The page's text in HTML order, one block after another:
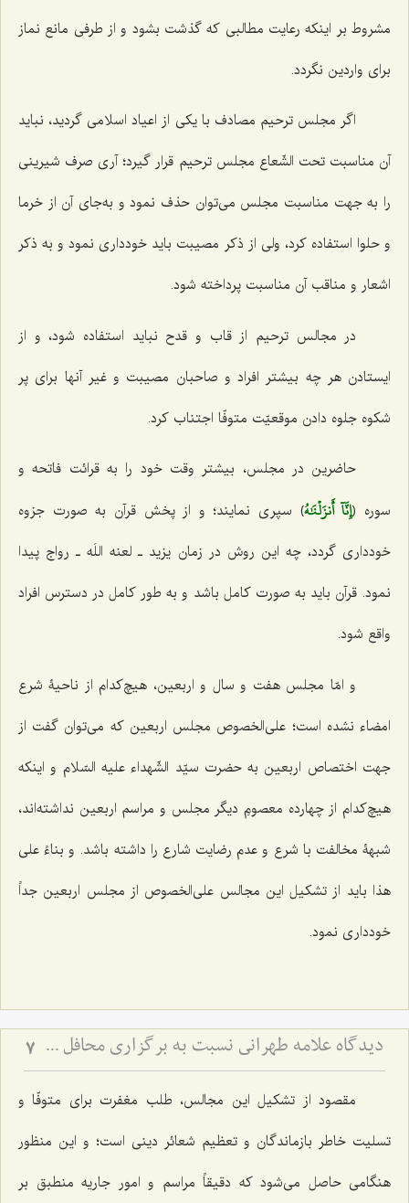
مشروط بر اینکه رعایت مطالبی که گذشت بشود و از طرفی مانع نماز
برای واردین نگردد.
اگر مجلس ترحیم مصادف با یکی از اعیاد اسلامی گردید، نباید
آن مناسبت تحت الشّعاع مجلس ترحیم قرار گیرد؛ آری صرف شیرینی
را به جهت مناسبت مجلس می‌توان حذف نمود و به‌جای آن از خرما
و حلوا استفاده کرد، ولی از ذکر مصیبت باید خودداری نمود و به ذکر
اشعار و مناقب آن مناسبت پرداخته شود.
در مجالس ترحیم از قاب و قدح نباید استفاده شود، و از
ایستادن هر چه بیشتر افراد و صاحبان مصیبت و غیر آنها برای پر
شکوه جلوه دادن موقعیّت متوفّا اجتناب کرد.
حاضرین در مجلس، بیشتر وقت خود را به قرائت فاتحه و
سوره ﴿إِنَّآ أَنزَلۡنَٰهُ﴾ سپری نمایند؛ و از پخش قرآن به صورت جزوه
خودداری گردد، چه این روش در زمان یزید ـ لعنه اللَه ـ رواج پیدا
نمود. قرآن باید به صورت کامل باشد و به طور کامل در دسترس افراد
واقع شود.
و امّا مجلس هفت و سال و اربعین، هیچ‌کدام از ناحیۀ شرع
امضاء نشده است؛ علی‌الخصوص مجلس اربعین که می‌توان گفت از
جهت اختصاص اربعین به حضرت سیّد الشّهداء علیه السّلام و اینکه
هیچ‌کدام از چهارده معصومِ دیگر مجلس و مراسم اربعین نداشته‌اند،
شبهۀ مخالفت با شرع و عدم رضایت شارع را داشته باشد. و بناءً علی
هذا باید از تشکیل این مجالس علی‌الخصوص از مجلس اربعین جداً
خودداری نمود.
دیدگاه علاّمه طهرانی نسبت به برگزاری محافل جشن و عروسی و ترحیم 7
مقصود از تشکیل این مجالس، طلب مغفرت برای متوفّا و
تسلیت خاطر بازماندگان و تعظیم شعائر دینی است؛ و این منظور
هنگامی حاصل می‌شود که دقیقاً مراسم و امور جاریه منطبق بر